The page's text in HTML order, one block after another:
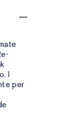
I
per